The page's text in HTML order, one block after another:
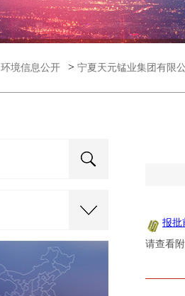
环境信息公开 > 宁夏天元锰业集团有限
报批
请查看